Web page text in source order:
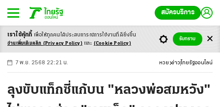
สมัครบริการ
-ก ก ก+
7 พ.ย. 2568 22:21 น. หวย ข่าว ไทยรัฐออนไลน์
ลุงขับแท็กซี่แก้บน "หลวงพ่อสมหวัง"
เราใช้คุ้กกี้ เพื่อให้ทุกคนได้ประสบการณ์การใช้งานที่ดียิ่งขึ้น
อ่านเพิ่มเติมคลิก (Privacy Policy) และ (Cookie Policy)
รับทราบ